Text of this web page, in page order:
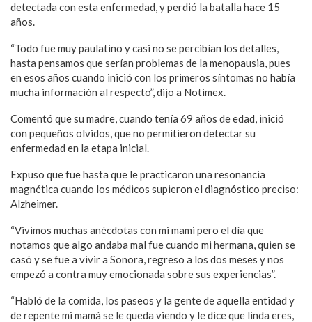
detectada con esta enfermedad, y perdió la batalla hace 15
años.
“Todo fue muy paulatino y casi no se percibían los detalles,
hasta pensamos que serían problemas de la menopausia, pues
en esos años cuando inició con los primeros síntomas no había
mucha información al respecto”, dijo a Notimex.
Comentó que su madre, cuando tenía 69 años de edad, inició
con pequeños olvidos, que no permitieron detectar su
enfermedad en la etapa inicial.
Expuso que fue hasta que le practicaron una resonancia
magnética cuando los médicos supieron el diagnóstico preciso:
Alzheimer.
“Vivimos muchas anécdotas con mi mami pero el día que
notamos que algo andaba mal fue cuando mi hermana, quien se
casó y se fue a vivir a Sonora, regreso a los dos meses y nos
empezó a contra muy emocionada sobre sus experiencias”.
“Habló de la comida, los paseos y la gente de aquella entidad y
de repente mi mamá se le queda viendo y le dice que linda eres,